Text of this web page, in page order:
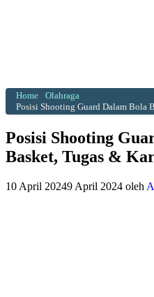
Home
Olahraga
Posisi Shooting Guard Dalam Bola
Posisi Shooting
Basket, Tugas &
10 April 20249 April 2024 oleh